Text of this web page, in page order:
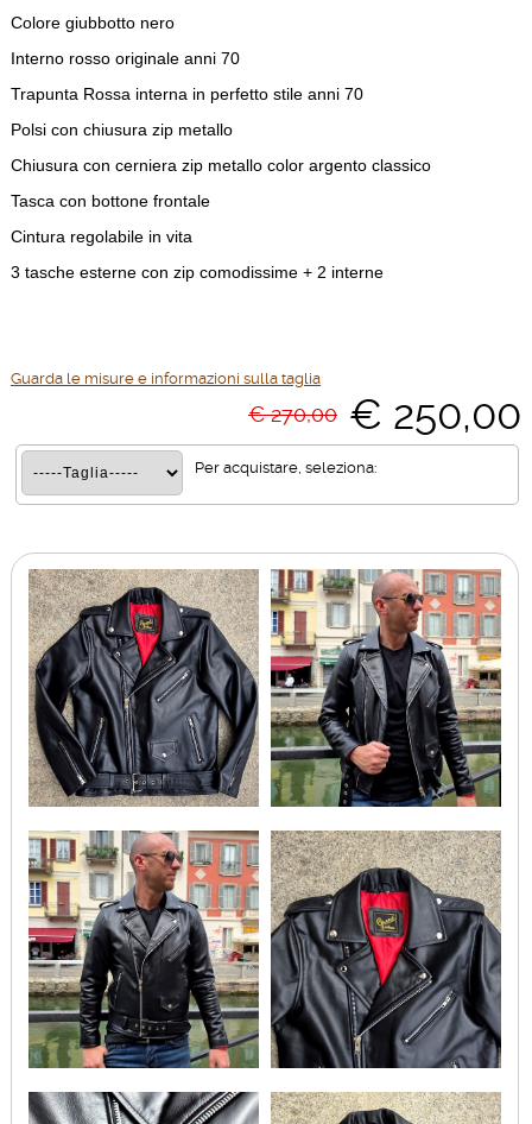
Colore giubbotto nero
Interno rosso originale anni 70
Trapunta Rossa interna in perfetto stile anni 70
Polsi con chiusura zip metallo
Chiusura con cerniera zip metallo color argento classico
Tasca con bottone frontale
Cintura regolabile in vita
3 tasche esterne con zip comodissime + 2 interne
Guarda le misure e informazioni sulla taglia
€ 270,00 € 250,00
Per acquistare, seleziona: